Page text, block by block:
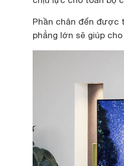
Phần chân đến được
phẳng lớn sẽ giúp